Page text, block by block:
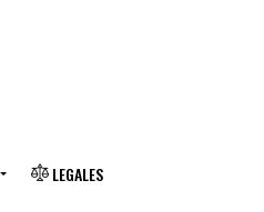
LEGALES